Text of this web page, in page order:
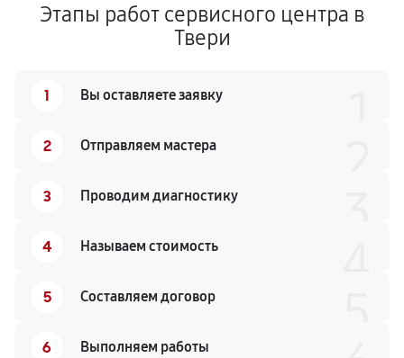
Этапы работ сервисного центра в
Твери
1 Вы оставляете заявку
2 Отправляем мастера
3 Проводим диагностику
4 Называем стоимость
5 Составляем договор
6 Выполняем работы